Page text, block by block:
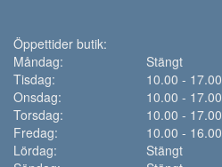
Öppettider butik:
Måndag:
Stängt
Tisdag:
10.00 - 17.00
Onsdag:
10.00 - 17.00
Torsdag:
10.00 - 17.00
Fredag:
10.00 - 16.00
Lördag:
Stängt